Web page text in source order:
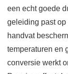
een echt goede
geleiding past
handvat
temperaturen en
conversie werkt